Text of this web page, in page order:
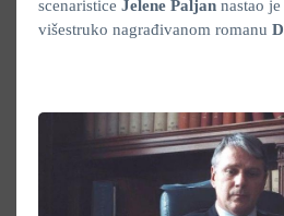
scenaristice Jelene Paljan nastao
višestruko nagrađivanom romanu